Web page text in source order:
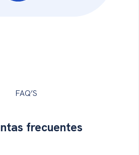
FAQ’S
frecuentes